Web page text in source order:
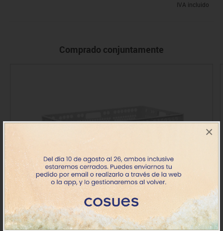
×
IVA incluido
Comprado conjuntamente